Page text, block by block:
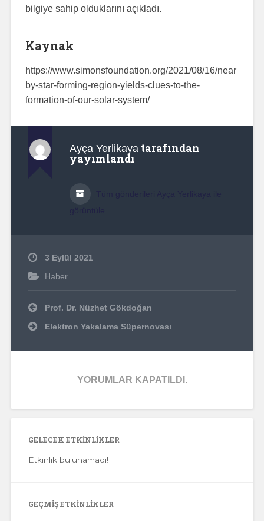
bilgiye sahip olduklarını açıkladı.
Kaynak
https://www.simonsfoundation.org/2021/08/16/near
by-star-forming-region-yields-clues-to-the-
formation-of-our-solar-system/
Ayça Yerlikayatarafından
yayımlandı
3 Eylül 2021
Haber
YazıProf. Dr. Nüzhet Gökdoğan
Elektron Yakalama Süpernovası
YORUMLAR KAPATILDI.
GELECEK ETKINLIKLER
Etkinlik bulunamadı!
GEÇMIŞ ETKINLIKLER